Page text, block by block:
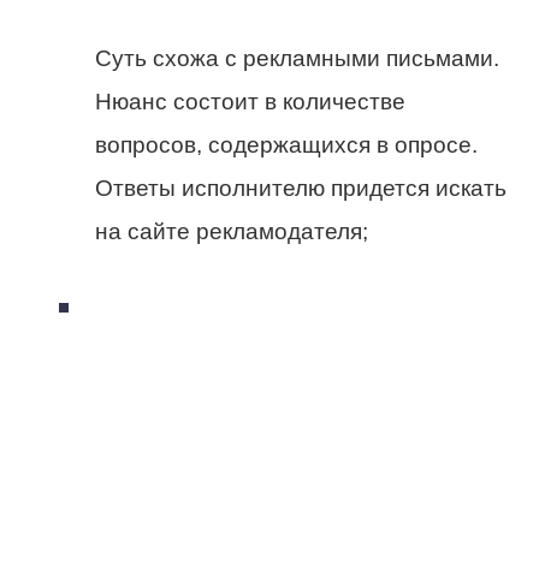
Суть схожа с рекламными письмами.
Нюанс состоит в количестве
вопросов, содержащихся в опросе.
Ответы исполнителю придется искать
на сайте рекламодателя;